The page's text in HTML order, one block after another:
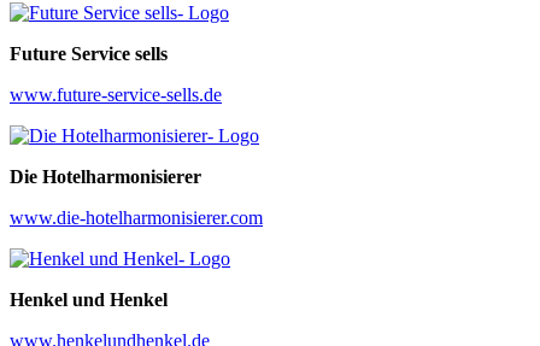
Future Service sells
www.future-service-sells.de
Die Hotelharmonisierer
www.die-hotelharmonisierer.com
Henkel und Henkel
www.henkelundhenkel.de